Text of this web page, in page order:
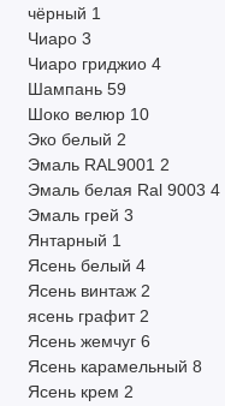
чёрный 1
Чиаро 3
Чиаро гриджио 4
Шампань 59
Шоко велюр 10
Эко белый 2
Эмаль RAL9001 2
Эмаль белая Ral 9003 4
Эмаль грей 3
Янтарный 1
Ясень белый 4
Ясень винтаж 2
ясень графит 2
Ясень жемчуг 6
Ясень карамельный 8
Ясень крем 2